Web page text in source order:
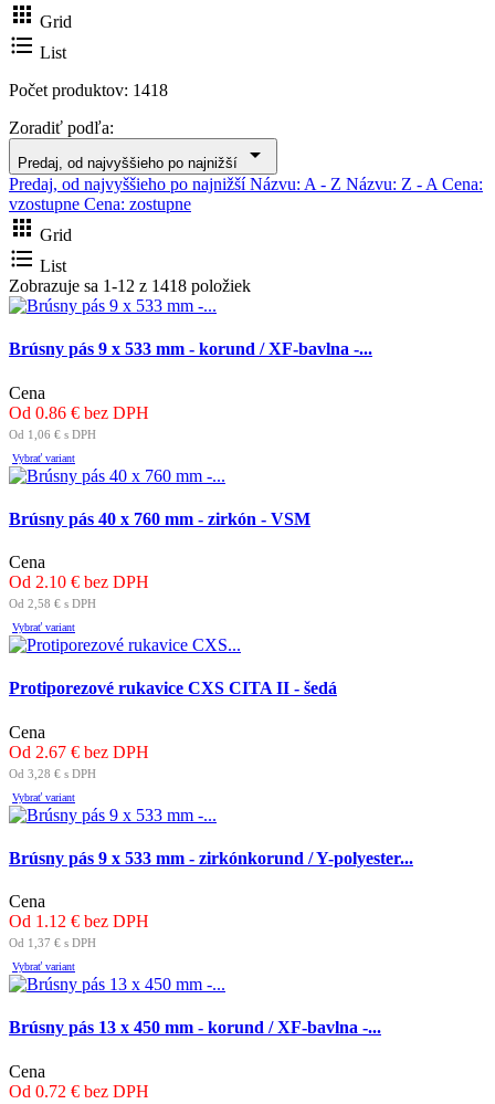
 Grid
 List
Počet produktov: 1418
Zoradiť podľa:
Predaj, od najvyššieho po najnižší 
Predaj, od najvyššieho po najnižšíNázvu: A - Z Názvu: Z - A Cena:
vzostupne Cena: zostupne
 Grid
 List
Zobrazuje sa 1-12 z 1418 položiek
Brúsny pás 9 x 533 mm - korund / XF-bavlna -...
Cena
Od 0.86 € bez DPH
Od 1,06 € s DPH
Vybrať variant
Brúsny pás 40 x 760 mm - zirkón - VSM
Cena
Od 2.10 € bez DPH
Od 2,58 € s DPH
Vybrať variant
Protiporezové rukavice CXS CITA II - šedá
Cena
Od 2.67 € bez DPH
Od 3,28 € s DPH
Vybrať variant
Brúsny pás 9 x 533 mm - zirkónkorund / Y-polyester...
Cena
Od 1.12 € bez DPH
Od 1,37 € s DPH
Vybrať variant
Brúsny pás 13 x 450 mm - korund / XF-bavlna -...
Cena
Od 0.72 € bez DPH